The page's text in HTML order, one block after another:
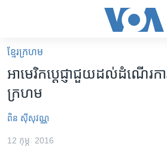
គេហទំព័រ​
ទាក់ទង
និង​
ចូល​
ទំព័រ​
ហេឡូវីអូអេ
ខ្មែរ​ក្រហម
អាមេរិក​ប្តេជ្ញា​ជួយ​ដល់​ដំណើរកា
ក្រហម
ពិន ស៊ីសុវណ្ណ
12 កុម្ភៈ 2016